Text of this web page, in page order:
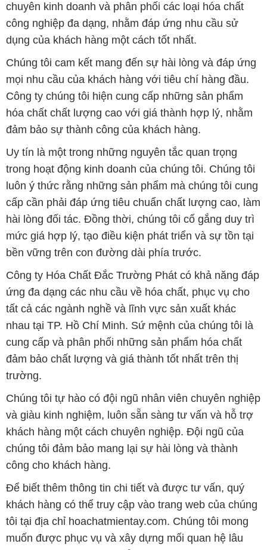
chuyên kinh doanh và phân phối các loại hóa chất
công nghiệp đa dạng, nhằm đáp ứng nhu cầu sử
dụng của khách hàng một cách tốt nhất.
Chúng tôi cam kết mang đến sự hài lòng và đáp ứng
mọi nhu cầu của khách hàng với tiêu chí hàng đầu.
Công ty chúng tôi hiện cung cấp những sản phẩm
hóa chất chất lượng cao với giá thành hợp lý, nhằm
đảm bảo sự thành công của khách hàng.
Uy tín là một trong những nguyên tắc quan trọng
trong hoạt động kinh doanh của chúng tôi. Chúng tôi
luôn ý thức rằng những sản phẩm mà chúng tôi cung
cấp cần phải đáp ứng tiêu chuẩn chất lượng cao, làm
hài lòng đối tác. Đồng thời, chúng tôi cố gắng duy trì
mức giá hợp lý, tạo điều kiện phát triển và sự tồn tại
bền vững trên con đường dài phía trước.
Công ty Hóa Chất Đắc Trường Phát có khả năng đáp
ứng đa dạng các nhu cầu về hóa chất, phục vụ cho
tất cả các ngành nghề và lĩnh vực sản xuất khác
nhau tại TP. Hồ Chí Minh. Sứ mệnh của chúng tôi là
cung cấp và phân phối những sản phẩm hóa chất
đảm bảo chất lượng và giá thành tốt nhất trên thị
trường.
Chúng tôi tự hào có đội ngũ nhân viên chuyên nghiệp
và giàu kinh nghiệm, luôn sẵn sàng tư vấn và hỗ trợ
khách hàng một cách chuyên nghiệp. Đội ngũ của
chúng tôi đảm bảo mang lại sự hài lòng và thành
công cho khách hàng.
Để biết thêm thông tin chi tiết và được tư vấn, quý
khách hàng có thể truy cập vào trang web của chúng
tôi tại địa chỉ hoachatmientay.com. Chúng tôi mong
muốn được phục vụ và xây dựng mối quan hệ lâu